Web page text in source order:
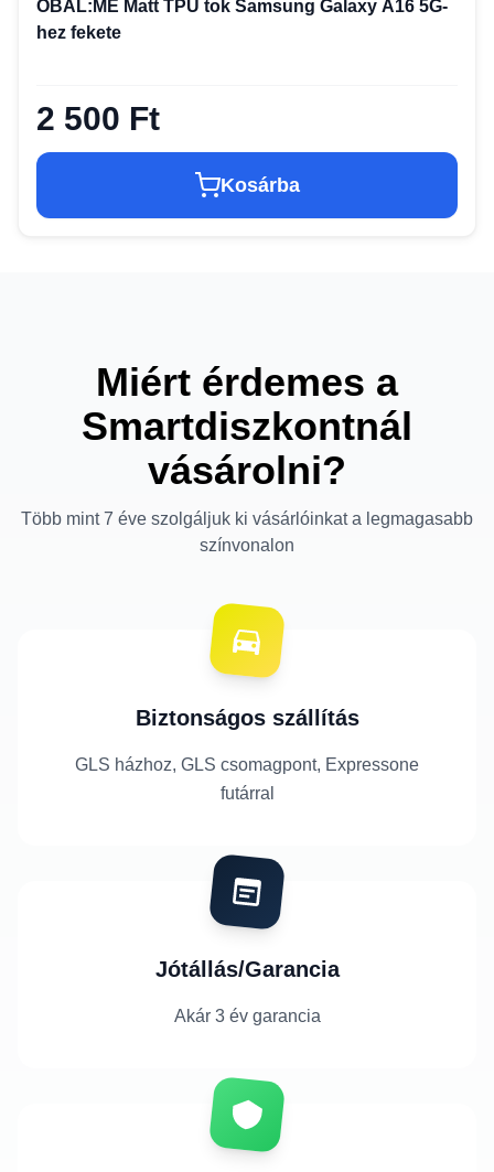
OBAL:ME Matt TPU tok Samsung Galaxy A16 5G-
hez fekete
2 500 Ft
Kosárba
Miért érdemes a
Smartdiszkontnál
vásárolni?
Több mint 7 éve szolgáljuk ki vásárlóinkat a legmagasabb
színvonalon
Biztonságos szállítás
GLS házhoz, GLS csomagpont, Expressone
futárral
Jótállás/Garancia
Akár 3 év garancia